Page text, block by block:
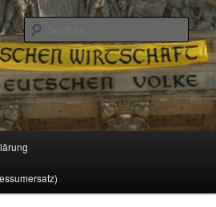
Gesellschaft